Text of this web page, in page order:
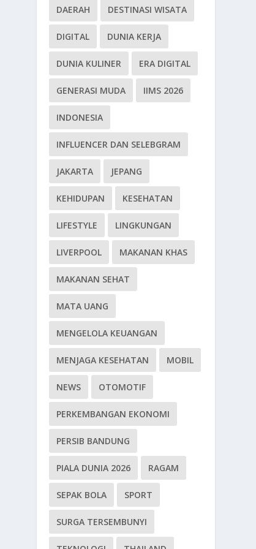
DAERAH DESTINASI WISATA
DIGITAL DUNIA KERJA
DUNIA KULINER ERA DIGITAL
GENERASI MUDA IIMS 2026
INDONESIA
INFLUENCER DAN SELEBGRAM
JAKARTA JEPANG
KEHIDUPAN KESEHATAN
LIFESTYLE LINGKUNGAN
LIVERPOOL MAKANAN KHAS
MAKANAN SEHAT
MATA UANG
MENGELOLA KEUANGAN
MENJAGA KESEHATAN MOBIL
NEWS OTOMOTIF
PERKEMBANGAN EKONOMI
PERSIB BANDUNG
PIALA DUNIA 2026 RAGAM
SEPAK BOLA SPORT
SURGA TERSEMBUNYI